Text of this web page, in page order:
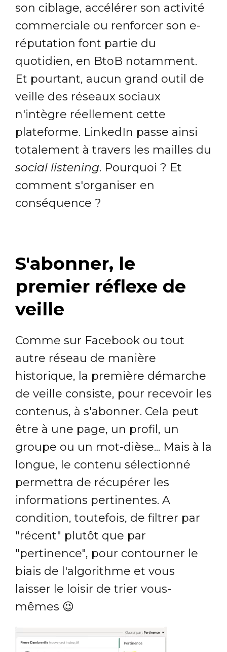
son ciblage, accélérer son activité
commerciale ou renforcer son e-
réputation font partie du
quotidien, en BtoB notamment.
Et pourtant, aucun grand outil de
veille des réseaux sociaux
n'intègre réellement cette
plateforme. LinkedIn passe ainsi
totalement à travers les mailles du
social listening. Pourquoi ? Et
comment s'organiser en
conséquence ?
S'abonner, le
premier réflexe de
veille
Comme sur Facebook ou tout
autre réseau de manière
historique, la première démarche
de veille consiste, pour recevoir les
contenus, à s'abonner. Cela peut
être à une page, un profil, un
groupe ou un mot-dièse... Mais à la
longue, le contenu sélectionné
permettra de récupérer les
informations pertinentes. A
condition, toutefois, de filtrer par
"récent" plutôt que par
"pertinence", pour contourner le
biais de l'algorithme et vous
laisser le loisir de trier vous-
mêmes 😉